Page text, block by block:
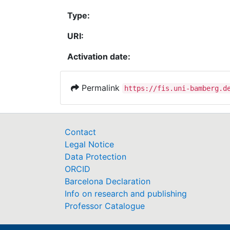
Type:
URI:
Activation date:
Permalink https://fis.uni-
Contact
Legal Notice
Data Protection
ORCID
Barcelona Declaration
Info on research and publishing
Professor Catalogue